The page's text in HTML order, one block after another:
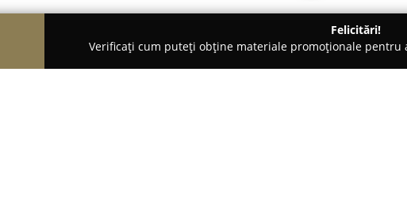
Felicitări!
Verificați cum puteți obține materiale promoționale pentru